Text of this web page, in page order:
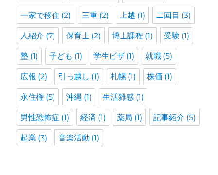
一家で移住 (2) 三重 (2) 上越 (1) 二回目 (3)
人紹介 (7) 保育士 (2) 博士課程 (1) 受験 (1)
塾 (1) 子ども (1) 学生ビザ (1) 就職 (5)
広報 (2) 引っ越し (1) 札幌 (1) 株価 (1)
永住権 (5) 沖縄 (1) 生活雑感 (1)
男性恐怖症 (1) 経済 (1) 薬局 (1) 記事紹介 (5)
起業 (3) 音楽活動 (1)